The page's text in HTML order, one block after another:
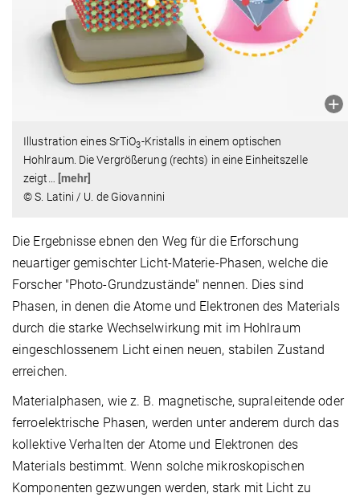
Illustration eines SrTiO3-Kristalls in einem optischen
Hohlraum. Die Vergrößerung (rechts) in eine Einheitszelle
zeigt… [mehr]
© S. Latini / U. de Giovannini
Die Ergebnisse ebnen den Weg für die Erforschung
neuartiger gemischter Licht-Materie-Phasen, welche die
Forscher "Photo-Grundzustände" nennen. Dies sind
Phasen, in denen die Atome und Elektronen des Materials
durch die starke Wechselwirkung mit im Hohlraum
eingeschlossenem Licht einen neuen, stabilen Zustand
erreichen.
Materialphasen, wie z. B. magnetische, supraleitende oder
ferroelektrische Phasen, werden unter anderem durch das
kollektive Verhalten der Atome und Elektronen des
Materials bestimmt. Wenn solche mikroskopischen
Komponenten gezwungen werden, stark mit Licht zu